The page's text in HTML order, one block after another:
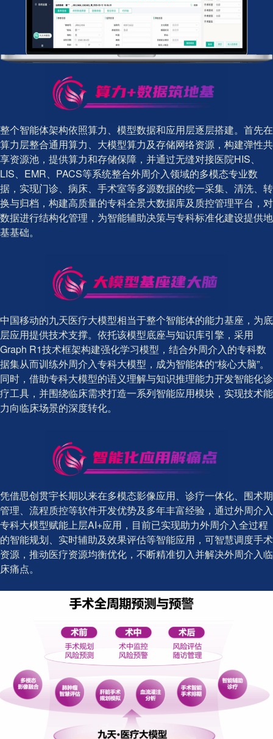
整个智能体架构依照算力、模型数据和应用层逐层搭建。首先在
算力层整合通用算力、大模型算力及存储网络资源，构建弹性共
享资源池，提供算力和存储保障，并通过无缝对接医院HIS、
LIS、EMR、PACS等系统整合外周介入领域的多模态专业数
据，实现门诊、病床、手术室等多源数据的统一采集、清洗、转
换与归档，构建高质量的专科全景大数据库及质控管理平台，对
数据进行结构化管理，为智能辅助决策与专科标准化建设提供地
基基础。
中国移动的九天医疗大模型相当于整个智能体的能力基座，为底
层应用提供技术支撑。依托该模型底座与知识库引擎，采用
Graph R1技术框架构建强化学习模型，结合外周介入的专科数
据集从而训练外周介入专科大模型，成为智能体的“核心大脑”。
同时，借助专科大模型的语义理解与知识推理能力开发智能化诊
疗工具，并围绕临床需求打造一系列智能应用模块，实现技术能
力向临床场景的深度转化。
凭借思创贯宇长期以来在多模态影像应用、诊疗一体化、围术期
管理、流程质控等软件开发优势及多年丰富经验，通过外周介入
专科大模型赋能上层AI+应用，目前已实现助力外周介入全过程
的智能规划、实时辅助及效果评估等智能应用，可智慧调度手术
资源，推动医疗资源均衡优化，不断精准切入并解决外周介入临
床痛点。